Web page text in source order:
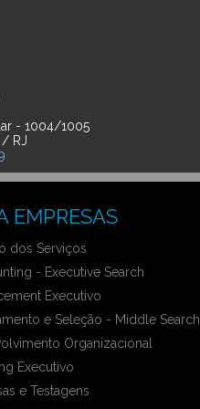
- 1004/1005
/ RJ
EMPRESAS
dos Serviços
- Executive Search
Executivo
e Seleção - Middle Search
Organizacional
Executivo
e Testagens